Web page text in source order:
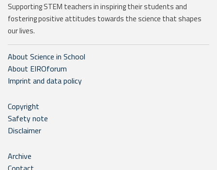
Supporting STEM teachers in inspiring their students and
fostering positive attitudes towards the science that shapes
our lives.
About Science in School
About EIROforum
Imprint and data policy
Copyright
Safety note
Disclaimer
Archive